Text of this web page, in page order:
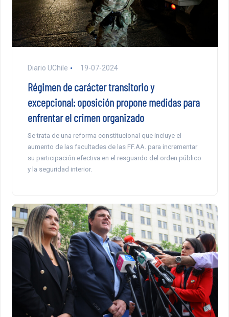
Diario UChile 19-07-2024
Régimen de carácter transitorio y
excepcional: oposición propone medidas para
enfrentar el crimen organizado
Se trata de una reforma constitucional que incluye el
aumento de las facultades de las FF.AA. para incrementar
su participación efectiva en el resguardo del orden público
y la seguridad interior.